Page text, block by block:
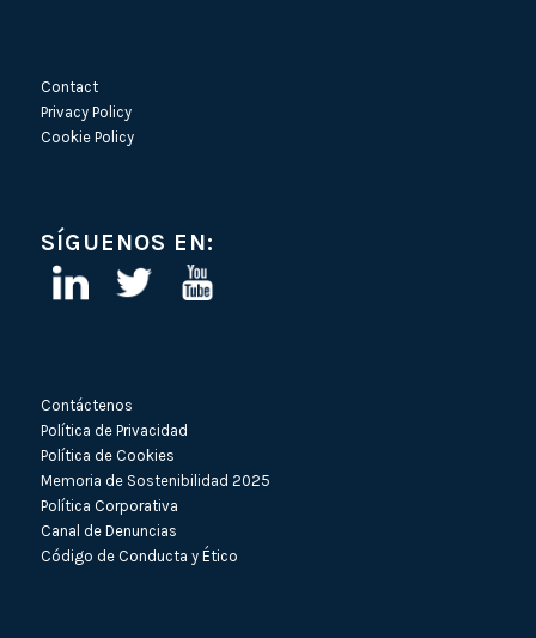
Contact
Privacy Policy
Cookie Policy
SÍGUENOS EN:
Contáctenos
Política de Privacidad
Política de Cookies
Memoria de Sostenibilidad 2025
Política Corporativa
Canal de Denuncias
Código de Conducta y Ético